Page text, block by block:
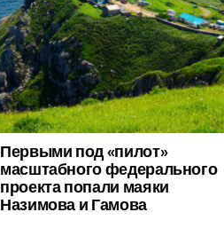
Первыми под «пилот»
масштабного федерального
проекта попали маяки
Назимова и Гамова